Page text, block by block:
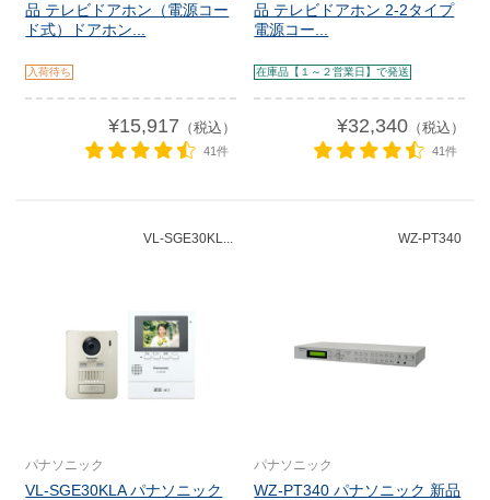
品 テレビドアホン（電源コー
ド式）ドアホン...
入荷待ち
¥15,917 （税込）
41件
品 テレビドアホン 2-2タイプ
電源コー...
在庫品【１～２営業日】で発送
¥32,340（税込）
41件
VL-SGE30KL...
パナソニック
VL-SGE30KLA パナソニック
WZ-PT340
パナソニック
WZ-PT340 パナソニック 新品